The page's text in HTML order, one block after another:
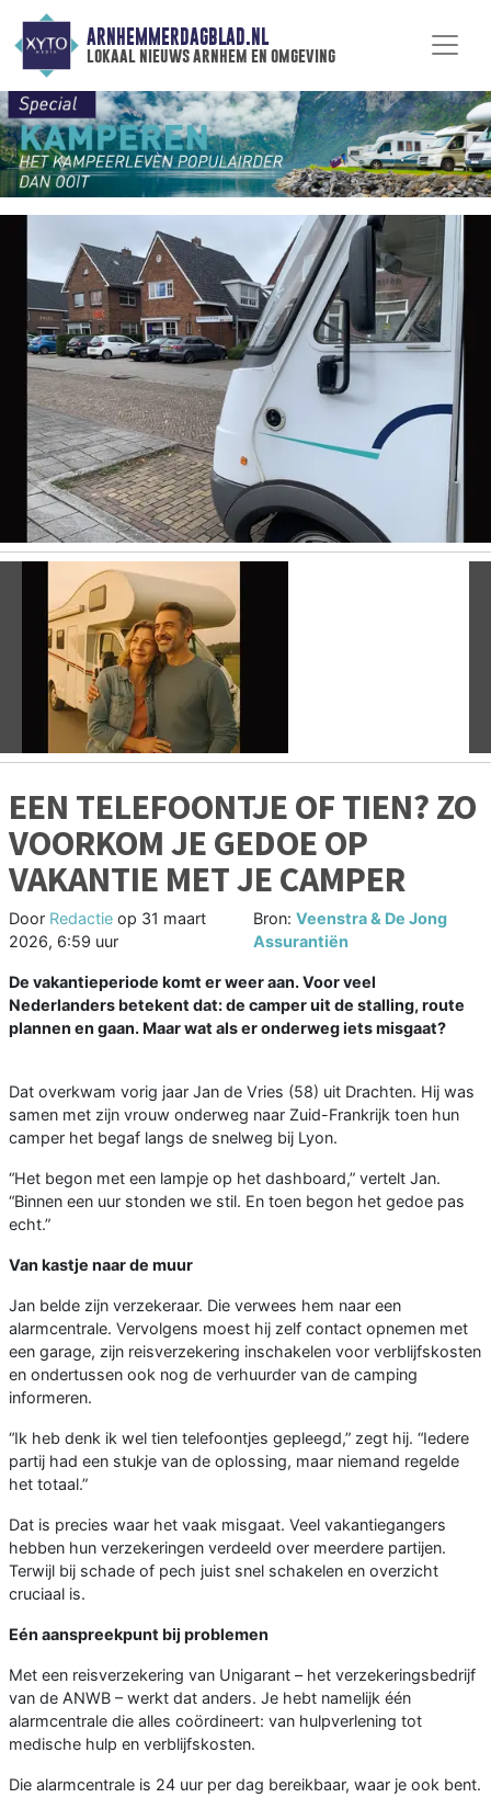
ARNHEMMERDAGBLAD.NL
lokaal nieuws arnhem en omgeving
EEN TELEFOONTJE OF TIEN? ZO
VOORKOM JE GEDOE OP
VAKANTIE MET JE CAMPER
Door Redactie op 31 maart
2026, 6:59 uur
Bron: Veenstra & De Jong
Assurantiën
De vakantieperiode komt er weer aan. Voor veel
Nederlanders betekent dat: de camper uit de stalling, route
plannen en gaan. Maar wat als er onderweg iets misgaat?
Dat overkwam vorig jaar Jan de Vries (58) uit Drachten. Hij was
samen met zijn vrouw onderweg naar Zuid-Frankrijk toen hun
camper het begaf langs de snelweg bij Lyon.
“Het begon met een lampje op het dashboard,” vertelt Jan.
“Binnen een uur stonden we stil. En toen begon het gedoe pas
echt.”
Van kastje naar de muur
Jan belde zijn verzekeraar. Die verwees hem naar een
alarmcentrale. Vervolgens moest hij zelf contact opnemen met
een garage, zijn reisverzekering inschakelen voor verblijfskosten
en ondertussen ook nog de verhuurder van de camping
informeren.
“Ik heb denk ik wel tien telefoontjes gepleegd,” zegt hij. “Iedere
partij had een stukje van de oplossing, maar niemand regelde
het totaal.”
Dat is precies waar het vaak misgaat. Veel vakantiegangers
hebben hun verzekeringen verdeeld over meerdere partijen.
Terwijl bij schade of pech juist snel schakelen en overzicht
cruciaal is.
Eén aanspreekpunt bij problemen
Met een reisverzekering van Unigarant – het verzekeringsbedrijf
van de ANWB – werkt dat anders. Je hebt namelijk één
alarmcentrale die alles coördineert: van hulpverlening tot
medische hulp en verblijfskosten.
Die alarmcentrale is 24 uur per dag bereikbaar, waar je ook bent.